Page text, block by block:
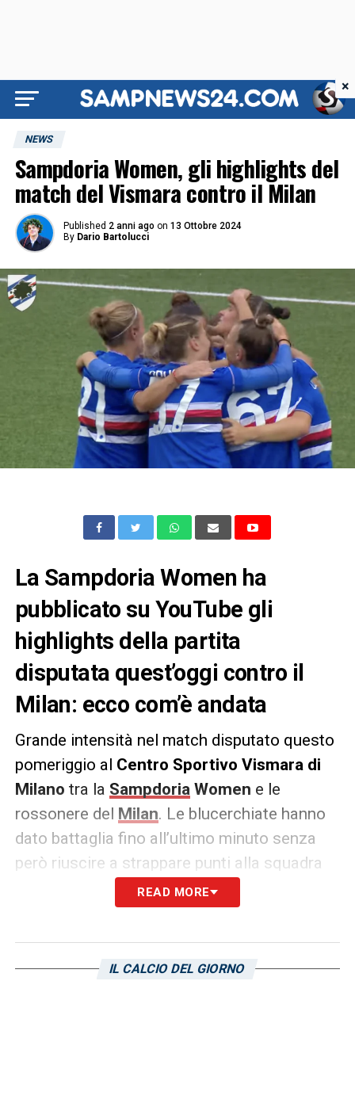
NEWS
Sampdoria Women, gli highlights del
match del Vismara contro il Milan
Published 2 anni ago on 13 Ottobre 2024
By Dario Bartolucci
La Sampdoria Women ha
pubblicato su YouTube gli
highlights della partita
disputata quest’oggi contro il
Milan: ecco com’è andata
Grande intensità nel match disputato questo
pomeriggio al Centro Sportivo Vismara di
Milano tra la Sampdoria Women e le
rossonere del Milan. Le blucerchiate hanno
dato battaglia fino all’ultimo minuto senza
però riuscire a strappare punti alla squadra
meneghina. Ecco quindi le immagini della
rete e delle azioni salienti della quinta
READ MORE
IL CALCIO DEL GIORNO
×